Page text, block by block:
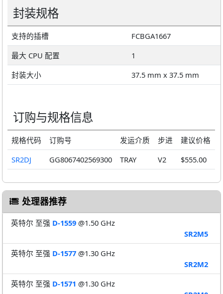
封装规格
支持的插槽
FCBGA1667
最大 CPU 配置
1
封装大小
37.5 mm x 37.5 mm
订购与规格信息
规格代码 订购号 发运介质 步进
建议价格
SR2DJ
GG8067402569300 TRAY V2 $555.00
处理器推荐
英特尔 至强 D-1559 @1.50 GHz
SR2M5
英特尔 至强 D-1577 @1.30 GHz
SR2M2
英特尔 至强 D-1571 @1.30 GHz